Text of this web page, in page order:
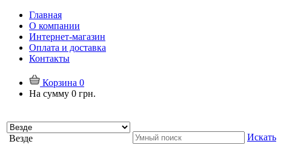
Главная
О компании
Интернет-магазин
Оплата и доставка
Контакты
Корзина 0
На сумму 0 грн.
Везде Искать